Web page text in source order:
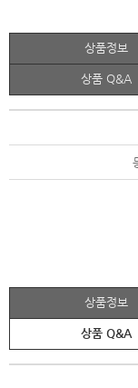
상품정보
상품 Q&A
상품정보
상품 Q&A